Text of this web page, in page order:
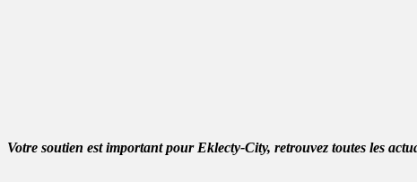
Votre soutien est important pour Eklecty-City, retrouvez toutes les